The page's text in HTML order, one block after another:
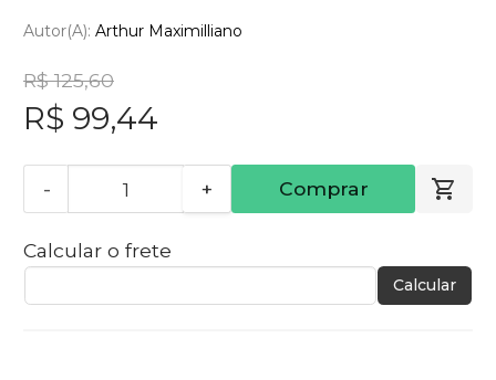
Autor(a): Arthur Maximilliano
R$ 125,60
R$ 99,44
- + Comprar
Calcular o frete
Calcular